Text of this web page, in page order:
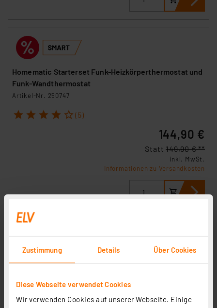
Zustimmung Details Über Cookies
Diese Webseite verwendet Cookies
Wir verwenden Cookies auf unserer Webseite. Einige
Homematic Starterset Funk-Heizkörperthermostat und
Funk-Wandthermostat
Artikel-Nr. 250747
1 2 3 4 5 (5)
144,90 €
Statt149,90 € **
inkl. MwSt.
Informationen zu Versandkosten